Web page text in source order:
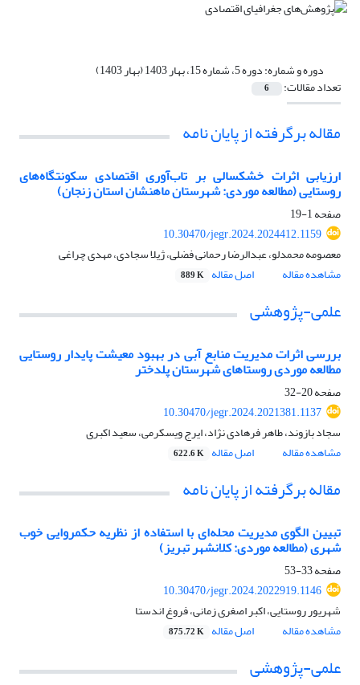
دوره و شماره:دوره 5، شماره 15، بهار 1403 (بهار 1403)
تعداد مقالات: 6
مقاله برگرفته از پایان نامه
ارزیابی اثرات خشکسالی بر تاب‌‌آوری اقتصادی سکونتگاه‌‌های
روستایی (مطالعه موردی: شهرستان ماهنشان استان زنجان)
صفحه1-19
10.30470/jegr.2024.2024412.1159
معصومه محمدلو، عبدالرضا رحمانی فضلی، ژیلا سجادی، مهدی چراغی
مشاهده مقاله
اصل مقاله 889 K
علمی-پژوهشی
بررسی اثرات مدیریت منابع آبی در بهبود معیشت پایدار روستایی
مطالعه موردی روستاهای شهرستان پلدختر
صفحه20-32
10.30470/jegr.2024.2021381.1137
سجاد بازوند، طاهر فرهادی نژاد، ایرج ویسکرمی، سعید اکبری
مشاهده مقاله
اصل مقاله 622.6 K
مقاله برگرفته از پایان نامه
تبیین الگوی مدیریت محله‌ای با استفاده از نظریه حکمروایی خوب
شهری (مطالعه موردی: کلانشهر تبریز)
صفحه33-53
10.30470/jegr.2024.2022919.1146
شهریور روستایی، اکبر اصغری زمانی، فروغ اندستا
مشاهده مقاله
اصل مقاله 875.72 K
علمی-پژوهشی